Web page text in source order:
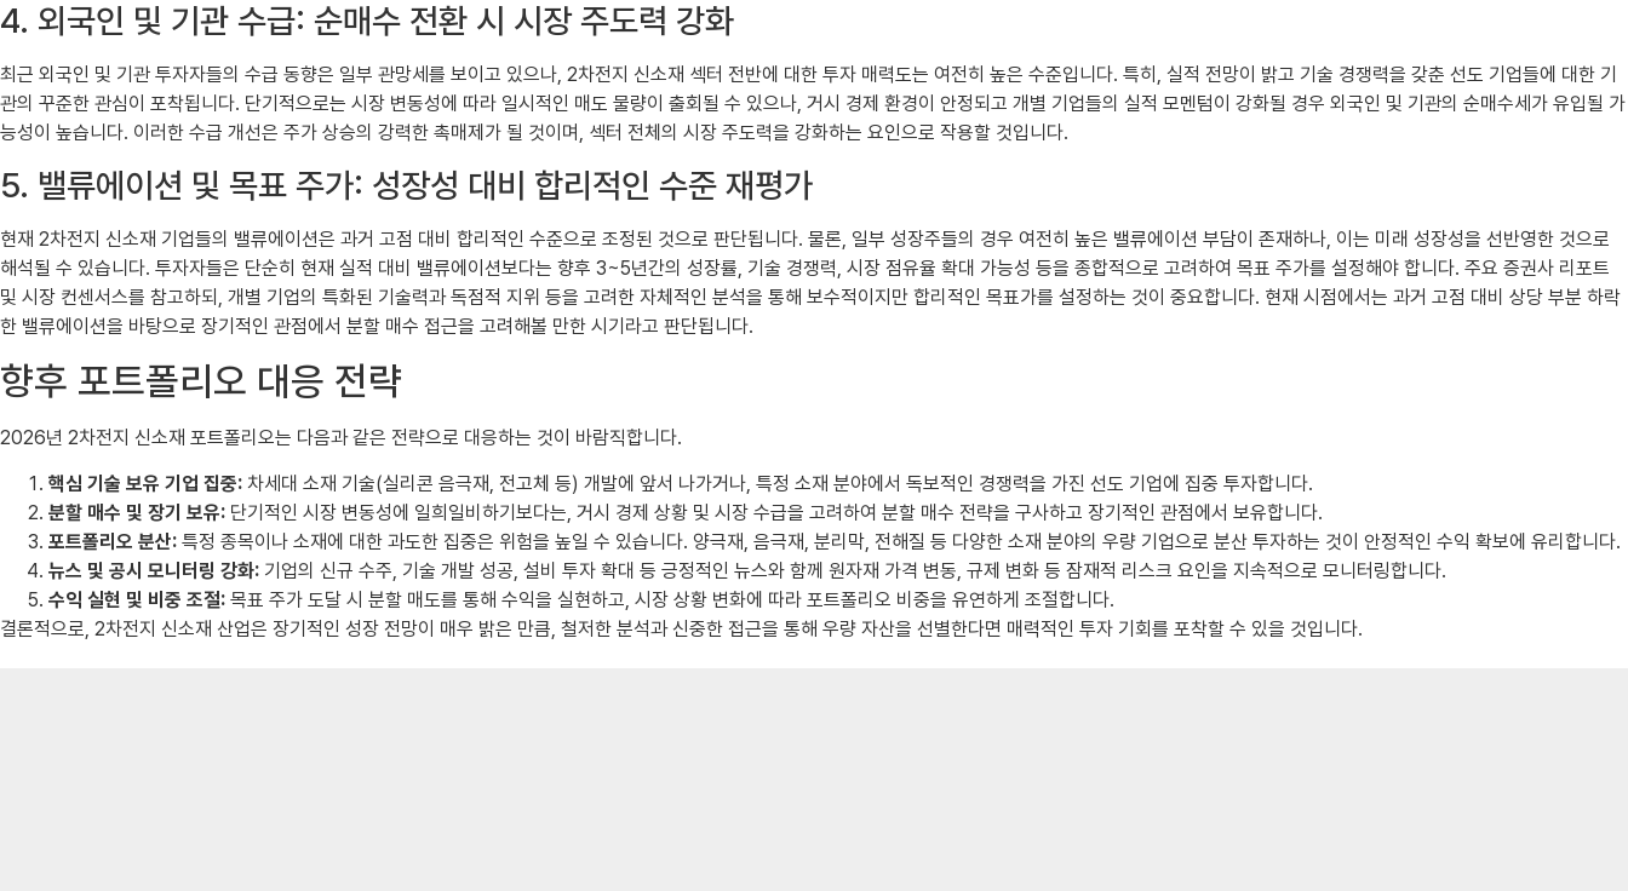
4. 외국인 및 기관 수급: 순매수 전환 시 시장 주도력 강화
최근 외국인 및 기관 투자자들의 수급 동향은 일부 관망세를 보이고 있으나, 2차전지 신소재 섹터 전반에 대한 투자 매력도는 여전히 높은 수준입니다. 특히, 실적 전망이 밝고 기술 경쟁력을 갖춘 선도 기업들에 대한 기
관의 꾸준한 관심이 포착됩니다. 단기적으로는 시장 변동성에 따라 일시적인 매도 물량이 출회될 수 있으나, 거시 경제 환경이 안정되고 개별 기업들의 실적 모멘텀이 강화될 경우 외국인 및 기관의 순매수세가 유입될 가
능성이 높습니다. 이러한 수급 개선은 주가 상승의 강력한 촉매제가 될 것이며, 섹터 전체의 시장 주도력을 강화하는 요인으로 작용할 것입니다.
5. 밸류에이션 및 목표 주가: 성장성 대비 합리적인 수준 재평가
현재 2차전지 신소재 기업들의 밸류에이션은 과거 고점 대비 합리적인 수준으로 조정된 것으로 판단됩니다. 물론, 일부 성장주들의 경우 여전히 높은 밸류에이션 부담이 존재하나, 이는 미래 성장성을 선반영한 것으로
해석될 수 있습니다. 투자자들은 단순히 현재 실적 대비 밸류에이션보다는 향후 3~5년간의 성장률, 기술 경쟁력, 시장 점유율 확대 가능성 등을 종합적으로 고려하여 목표 주가를 설정해야 합니다. 주요 증권사 리포트
및 시장 컨센서스를 참고하되, 개별 기업의 특화된 기술력과 독점적 지위 등을 고려한 자체적인 분석을 통해 보수적이지만 합리적인 목표가를 설정하는 것이 중요합니다. 현재 시점에서는 과거 고점 대비 상당 부분 하락
한 밸류에이션을 바탕으로 장기적인 관점에서 분할 매수 접근을 고려해볼 만한 시기라고 판단됩니다.
향후 포트폴리오 대응 전략
2026년 2차전지 신소재 포트폴리오는 다음과 같은 전략으로 대응하는 것이 바람직합니다.
핵심 기술 보유 기업 집중: 차세대 소재 기술(실리콘 음극재, 전고체 등) 개발에 앞서 나가거나, 특정 소재 분야에서 독보적인 경쟁력을 가진 선도 기업에 집중 투자합니다.
분할 매수 및 장기 보유: 단기적인 시장 변동성에 일희일비하기보다는, 거시 경제 상황 및 시장 수급을 고려하여 분할 매수 전략을 구사하고 장기적인 관점에서 보유합니다.
포트폴리오 분산: 특정 종목이나 소재에 대한 과도한 집중은 위험을 높일 수 있습니다. 양극재, 음극재, 분리막, 전해질 등 다양한 소재 분야의 우량 기업으로 분산 투자하는 것이 안정적인 수익 확보에 유리합니다.
뉴스 및 공시 모니터링 강화: 기업의 신규 수주, 기술 개발 성공, 설비 투자 확대 등 긍정적인 뉴스와 함께 원자재 가격 변동, 규제 변화 등 잠재적 리스크 요인을 지속적으로 모니터링합니다.
수익 실현 및 비중 조절: 목표 주가 도달 시 분할 매도를 통해 수익을 실현하고, 시장 상황 변화에 따라 포트폴리오 비중을 유연하게 조절합니다.
결론적으로, 2차전지 신소재 산업은 장기적인 성장 전망이 매우 밝은 만큼, 철저한 분석과 신중한 접근을 통해 우량 자산을 선별한다면 매력적인 투자 기회를 포착할 수 있을 것입니다.